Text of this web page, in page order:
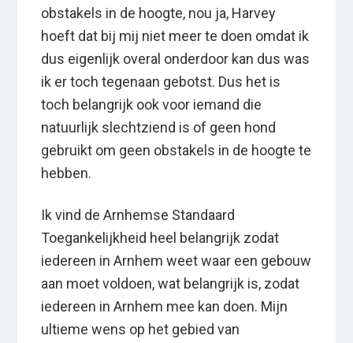
obstakels in de hoogte, nou ja, Harvey
hoeft dat bij mij niet meer te doen omdat ik
dus eigenlijk overal onderdoor kan dus was
ik er toch tegenaan gebotst. Dus het is
toch belangrijk ook voor iemand die
natuurlijk slechtziend is of geen hond
gebruikt om geen obstakels in de hoogte te
hebben.
Ik vind de Arnhemse Standaard
Toegankelijkheid heel belangrijk zodat
iedereen in Arnhem weet waar een gebouw
aan moet voldoen, wat belangrijk is, zodat
iedereen in Arnhem mee kan doen. Mijn
ultieme wens op het gebied van